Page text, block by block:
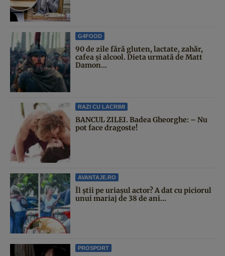
G4FOOD
90 de zile fără gluten, lactate, zahăr,
cafea și alcool. Dieta urmată de Matt
Damon...
RAZI CU LACRIMI
BANCUL ZILEI. Badea Gheorghe: – Nu
pot face dragoste!
AVANTAJE.RO
Îl știi pe uriașul actor? A dat cu piciorul
unui mariaj de 38 de ani...
PROSPORT